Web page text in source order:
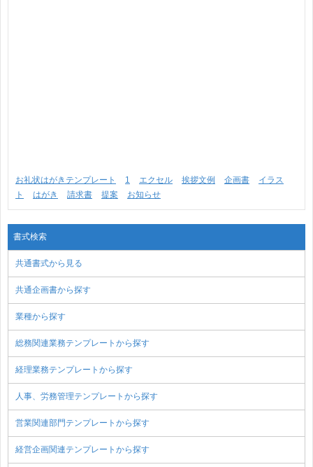
お礼状はがきテンプレート 1 エクセル 挨拶文例 企画書
イラス
ト
はがき 請求書 提案 お知らせ
書式検索
共通書式から見る
共通企画書から探す
業種から探す
総務関連業務テンプレートから探す
経理業務テンプレートから探す
人事、労務管理テンプレートから探す
営業関連部門テンプレートから探す
経営企画関連テンプレートから探す